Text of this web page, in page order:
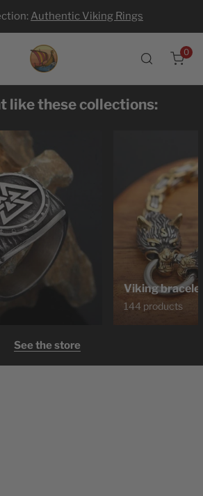
Authentic Viking Rings
0
like these collections:
Viking
144 products
See the store